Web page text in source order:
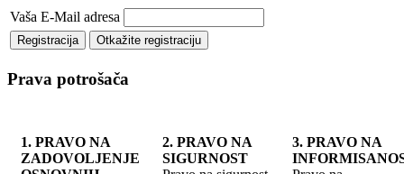
Vaša E-Mail adresa
Prava potrošača
1. PRAVO NA
ZADOVOLJENJE
2. PRAVO NA
SIGURNOST
3. PRAVO NA